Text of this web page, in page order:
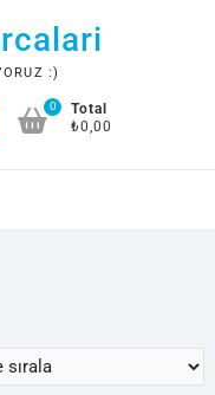
:)
0
Total
₺0,00